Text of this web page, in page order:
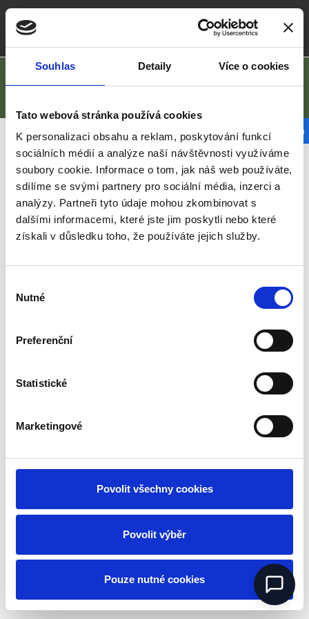
Souhlas Detaily Více o cookies
Tato webová stránka používá cookies
K personalizaci obsahu a reklam, poskytování funkcí
sociálních médií a analýze naší návštěvnosti využíváme
soubory cookie. Informace o tom, jak náš web používáte,
sdílíme se svými partnery pro sociální média, inzerci a
analýzy. Partneři tyto údaje mohou zkombinovat s
dalšími informacemi, které jste jim poskytli nebo které
získali v důsledku toho, že používáte jejich služby.
souhlasu
Nutné
Preferenční
Statistické
Marketingové
Povolit všechny cookies
Povolit výběr
Pouze nutné cookies
Vytvořeno naWebmium
local_post_office